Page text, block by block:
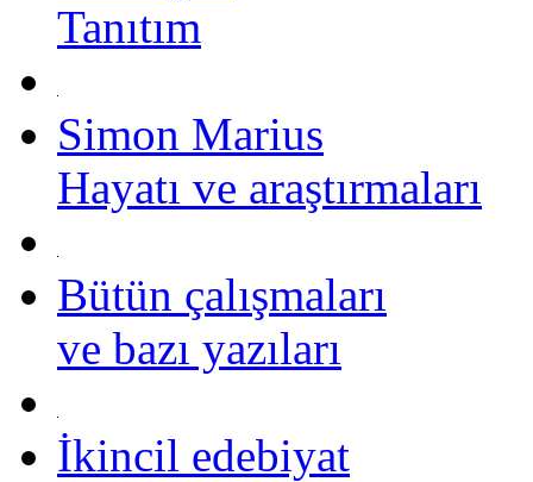
Tanıtım
Simon Marius
Hayatı ve araştırmaları
Bütün çalışmaları
ve bazı yazıları
İkincil edebiyat